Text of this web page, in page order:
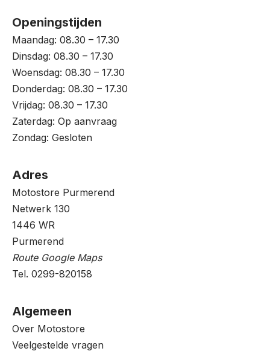
Openingstijden
Maandag: 08.30 – 17.30
Dinsdag: 08.30 – 17.30
Woensdag: 08.30 – 17.30
Donderdag: 08.30 – 17.30
Vrijdag: 08.30 – 17.30
Zaterdag: Op aanvraag
Zondag: Gesloten
Adres
Motostore Purmerend
Netwerk 130
1446 WR
Purmerend
Route Google Maps
Tel. 0299-820158
Algemeen
Over Motostore
Veelgestelde vragen